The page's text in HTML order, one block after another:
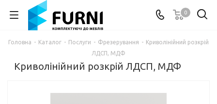
0
Головна - Каталог - Послуги - Фрезерування - Криволінійний розкрій
ЛДСП, МДФ
Криволінійний розкрій ЛДСП, МДФ